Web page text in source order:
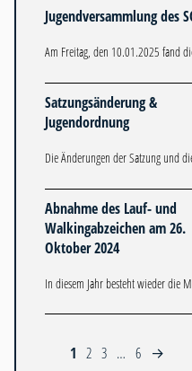
Jugendversammlung des
Am Freitag, den 10.01.2025 fand
Satzungsänderung &
Jugendordnung
Die Änderungen der Satzung und
Abnahme des Lauf- und
Walkingabzeichen am 26.
Oktober 2024
In diesem Jahr besteht wieder die
1 2 3 … 6 →